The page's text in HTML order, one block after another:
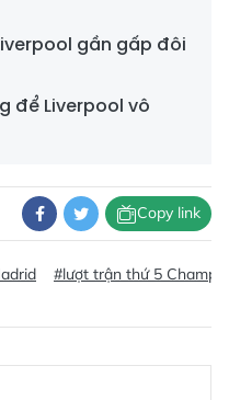
gần gấp đôi
để Liverpool vô
Copy link
#lượt trận thứ 5